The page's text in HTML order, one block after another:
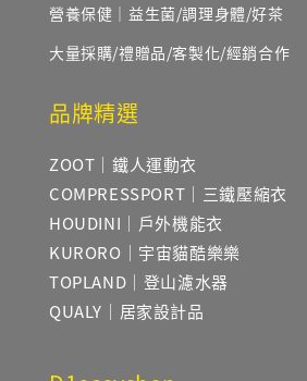
營養保健｜益生菌/調理身體/好茶
大量採購/禮贈品/客製化/經銷合作
品牌精選
ZOOT｜鐵人運動衣
COMPRESSPORT｜三鐵壓縮衣
HOUDINI｜戶外機能衣
KURORO｜宇宙貓酷樂樂
TOPLAND｜登山濾水器
QUALY｜居家設計品